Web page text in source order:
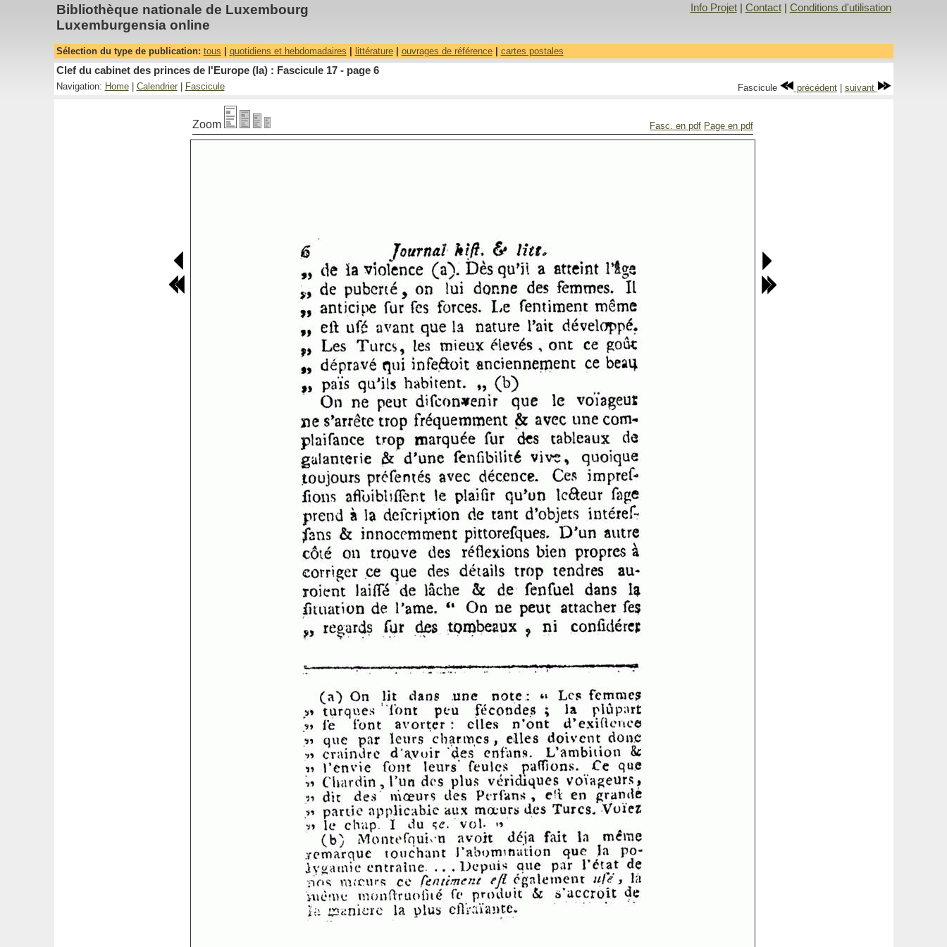
Bibliothèque nationale de Luxembourg
Luxemburgensia online
Info Projet| Contact| Conditions d'utilisation
Sélection du type de publication: tous quotidiens et hebdomadaires littérature| ouvrages de référence| cartes postales
Clef du cabinet des princes de l'Europe (la) : Fascicule 17 - page 6
Navigation: Home| Calendrier| Fascicule Fascicule précédent| suivant
Zoom Fasc. en pdf Page en pdf